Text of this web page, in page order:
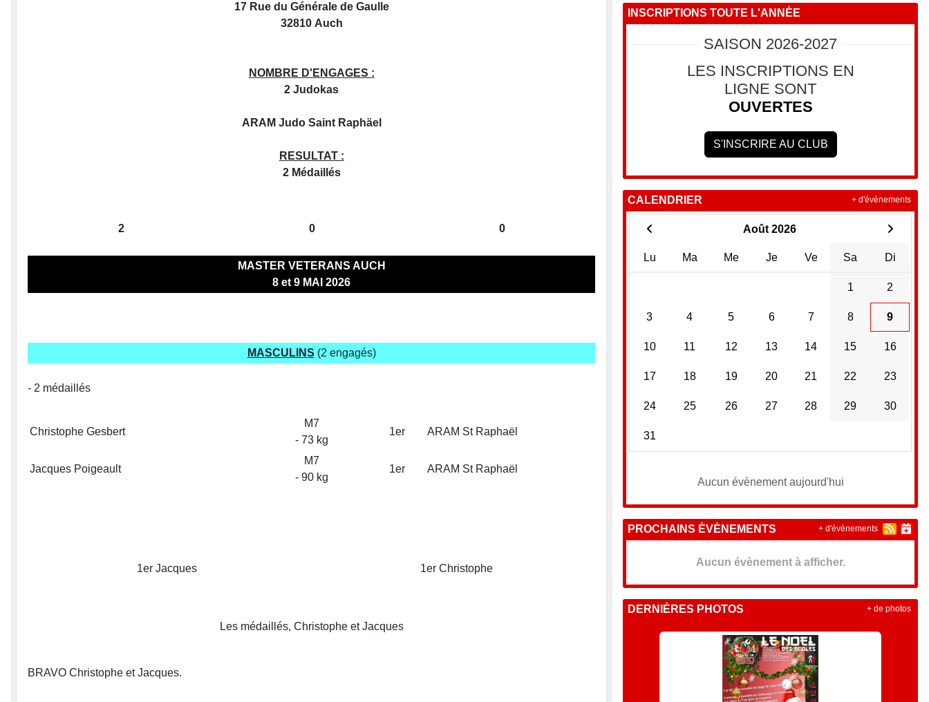
17 Rue du Générale de Gaulle
32810 Auch
NOMBRE D'ENGAGES :
2 Judokas
ARAM Judo Saint Raphäel
RESULTAT :
2 Médaillés
2 0 0
MASTER VETERANS AUCH
8 et 9 MAI 2026
MASCULINS (2 engagés)
- 2 médaillés
Christophe Gesbert
M7
- 73 kg
1er ARAM St Raphaël
Jacques Poigeault
M7
- 90 kg
1er ARAM St Raphaël
1er Jacques 1er Christophe
Les médaillés, Christophe et Jacques
BRAVO Christophe et Jacques.
INSCRIPTIONS TOUTE L'ANNÉE
SAISON 2026-2027
LES INSCRIPTIONS EN
LIGNE SONT
OUVERTES
S'INSCRIRE AU CLUB
CALENDRIER
Août 2026
Lu Ma Me Je Ve Sa Di
1 2
3 4 5 6 7 8 9
10 11 12 13 14 15 16
17 18 19 20 21 22 23
24 25 26 27 28 29 30
31
Aucun évènement aujourd'hui
+ d'évènements
PROCHAINS ÉVÉNEMENTS
Aucun évènement à afficher.
+ d'évènements
DERNIÈRES PHOTOS + de photos